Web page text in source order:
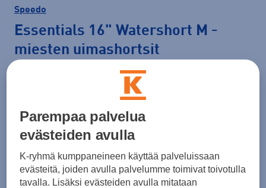
Speedo
Essentials 16" Watershort M -
miesten uimashortsit
Parempaa palvelua
evästeiden avulla
K-ryhmä kumppaneineen käyttää palveluissaan
evästeitä, joiden avulla palvelumme toimivat toivotulla
tavalla. Lisäksi evästeiden avulla mitataan